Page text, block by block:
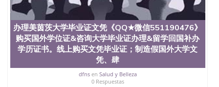
University）圣何塞州立大学（San Jose State
University）圣何塞州立大学（ San Jose State
University）圣何塞州立大学（San Jose State
University）圣何塞州立大学文凭（San Jose State
University）圣何塞州立大学文凭（San Jose State
University）文凭圣何塞州立大学文凭（San Jose
State University）圣何塞州立大学学历（ San Jose
State University）圣何塞州立大学学历（San Jose
State University）圣何塞州立大学学历（San Jose
办理美茵茨大学毕业证文凭《QQ★微信551190476》
购买国外学位证&咨询大学毕业证办理&留学回国补办
学历证书。线上购买文凭毕业证；制造假国外大学文
凭、肆
dfnsen Salud y Belleza
0 Respuestas